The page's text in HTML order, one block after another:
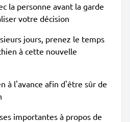
la personne avant la garde
votre décision
jours, prenez le temps
à cette nouvelle
à l'avance afin d'être sûr de
importantes à propos de